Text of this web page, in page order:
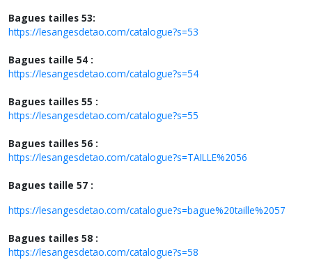
Bagues tailles 53:
https://lesangesdetao.com/catalogue?s=53
Bagues taille 54 :
https://lesangesdetao.com/catalogue?s=54
Bagues tailles 55 :
https://lesangesdetao.com/catalogue?s=55
Bagues tailles 56 :
https://lesangesdetao.com/catalogue?s=TAILLE%2056
Bagues taille 57 :
https://lesangesdetao.com/catalogue?s=bague%20taille%2057
Bagues tailles 58 :
https://lesangesdetao.com/catalogue?s=58